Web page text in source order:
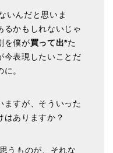
いんだと思いま
るかもしれないじゃ
を僕が買って出*た
今表現したいことだ
。
ますが、そういった
はありますか？
うものが、それな